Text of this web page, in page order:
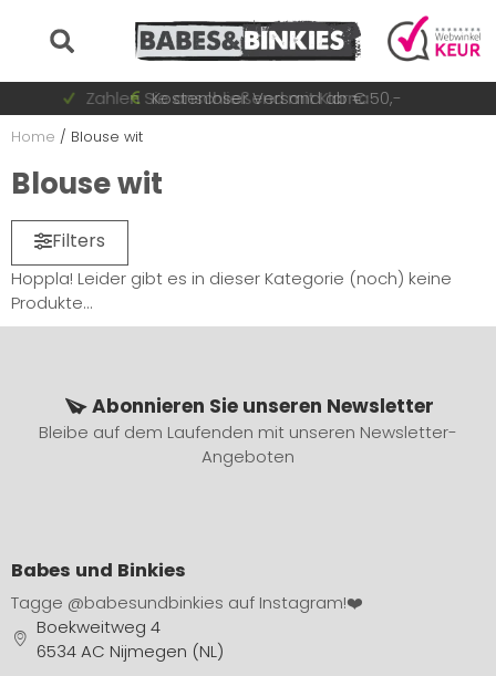
Zahlen Sie anschließend mit Klarna
Schnell wechselnde Sammlung
Kostenloser Versand ab € 50,-
Auf Lager = sofort versandt
Home / Blouse wit
Blouse wit
Filters
Hoppla! Leider gibt es in dieser Kategorie (noch) keine
Produkte...
Abonnieren Sie unseren Newsletter
Bleibe auf dem Laufenden mit unseren Newsletter-
Angeboten
Babes und Binkies
Tagge @babesundbinkies auf Instagram!❤️
Boekweitweg 4
6534 AC Nijmegen (NL)